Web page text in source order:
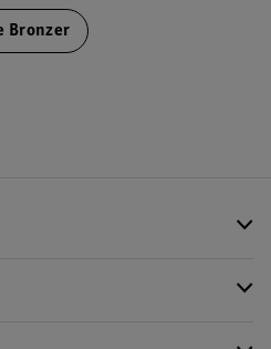
Bronzer